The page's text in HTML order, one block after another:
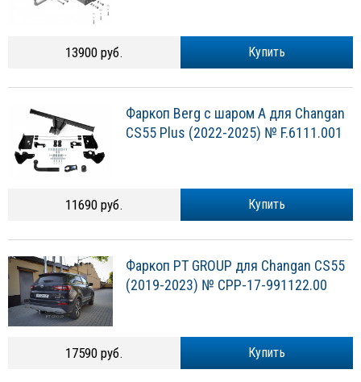
Купить
13900 руб.
Фаркоп Berg с шаром A для Changan
CS55 Plus (2022-2025) № F.6111.001
Купить
11690 руб.
Фаркоп PT GROUP для Changan CS55
(2019-2023) № CPP-17-991122.00
Купить
17590 руб.